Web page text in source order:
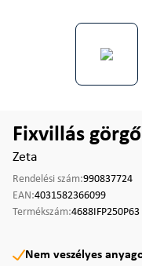
Fixvillás
Zeta
Rendelési szám:990837724
EAN:4031582366099
Termékszám:4688IFP250P63
Nem veszélyes